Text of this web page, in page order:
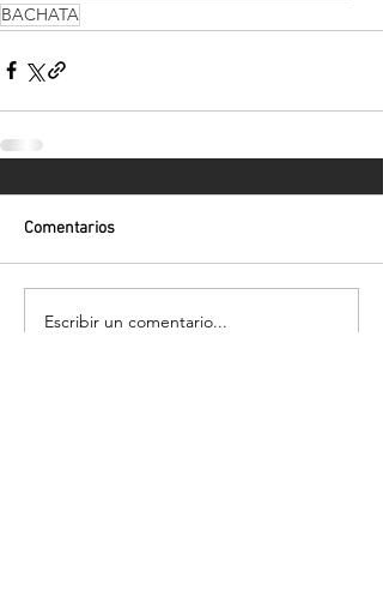
BACHATA
Comentarios
Escribir un comentario...